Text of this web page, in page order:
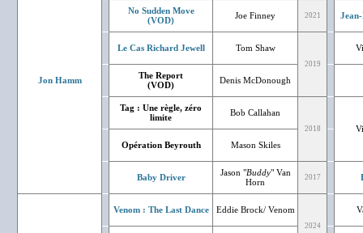
Jon Hamm
No Sudden Move
(VOD)
Joe Finney 2021
Le Cas Richard Jewell Tom Shaw
2019
The Report
(VOD)
Denis McDonough
Tag : Une règle, zéro
limite
Bob Callahan
2018
Opération Beyrouth
Mason Skiles
Baby Driver Jason "Buddy" Van
Horn
2017
Venom : The Last Dance Eddie Brock/ Venom
2024